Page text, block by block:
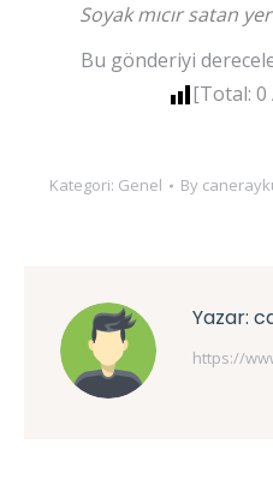
Soyak mıcır satan
Bu gönderiyi
[Total: 0
Kategori: Genel By
Yazar:
https://